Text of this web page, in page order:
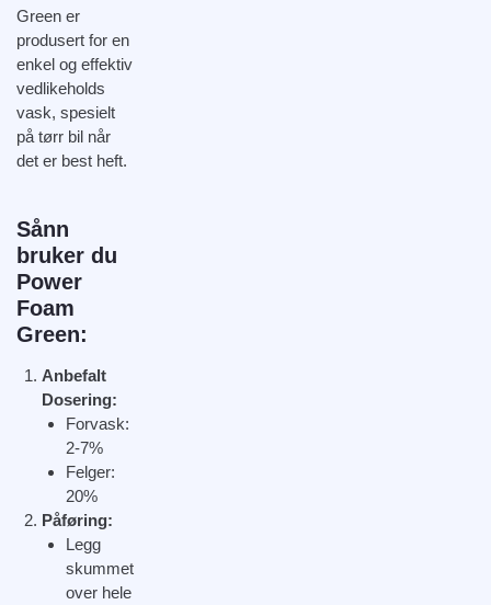
Green er
produsert for en
enkel og effektiv
vedlikeholds
vask, spesielt
på tørr bil når
det er best heft.
Sånn
bruker du
Power
Foam
Green:
Anbefalt
Dosering:
Forvask:
2-7%
Felger:
20%
Påføring:
Legg
skummet
over hele